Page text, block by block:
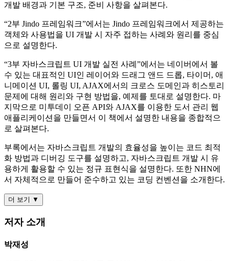
개발 배경과 기본 구조, 준비 사항을 살펴본다.
“2부 Jindo 프레임워크”에서는 Jindo 프레임워크에서 제공하는
객체와 사용법을 UI 개발 시 자주 접하는 사례와 원리를 중심
으로 설명한다.
“3부 자바스크립트 UI 개발 실전 사례”에서는 네이버에서 볼
수 있는 대표적인 UI인 레이어와 드래그 앤드 드롭, 타이머, 애
니메이션 UI, 롤링 UI, AJAX에서의 크로스 도메인과 히스토리
문제에 대해 원리와 구현 방법을, 예제를 토대로 설명한다. 마
지막으로 미투데이 오픈 API와 AJAX를 이용한 도서 관리 웹
애플리케이션을 만들면서 이 책에서 설명한 내용을 종합적으
로 살펴본다.
부록에서는 자바스크립트 개발의 효율성을 높이는 코드 최적
화 방법과 디버깅 도구를 설명하고, 자바스크립트 개발 시 유
용하게 활용할 수 있는 정규 표현식을 설명한다. 또한 NHN에
서 자체적으로 만들어 준수하고 있는 코딩 컨벤션을 소개한다.
더 보기 ▼
저자 소개
박재성